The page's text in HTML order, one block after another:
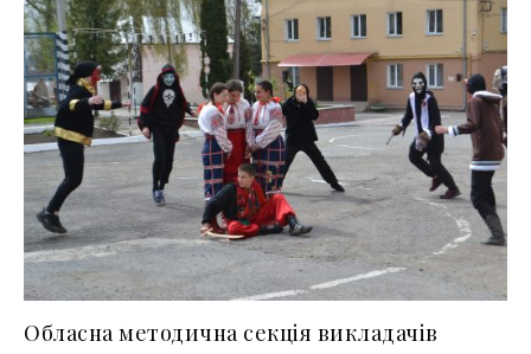
Обласна методична секція викладачів